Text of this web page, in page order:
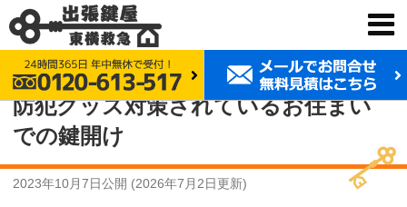
鍵交換 東横救急 事例紹介 防犯グッズ対策されているお住まいでの鍵開け
防犯グッズ対策されているお住まい
での鍵開け
2023年10月7日公開 (2026年7月2日更新)